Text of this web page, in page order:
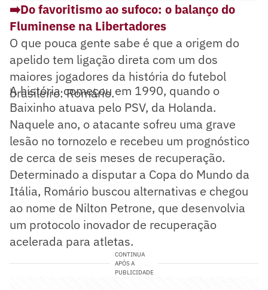
➡️Do favoritismo ao sufoco: o balanço do
Fluminense na Libertadores
O que pouca gente sabe é que a origem do
apelido tem ligação direta com um dos
maiores jogadores da história do futebol
brasileiro: Romário.
A história começou em 1990, quando o
Baixinho atuava pelo PSV, da Holanda.
Naquele ano, o atacante sofreu uma grave
lesão no tornozelo e recebeu um prognóstico
de cerca de seis meses de recuperação.
Determinado a disputar a Copa do Mundo da
Itália, Romário buscou alternativas e chegou
ao nome de Nilton Petrone, que desenvolvia
um protocolo inovador de recuperação
acelerada para atletas.
CONTINUA
APÓS A
PUBLICIDADE